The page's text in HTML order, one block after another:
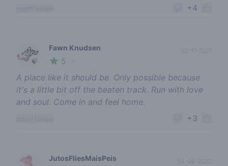
+4
🍃
Fawn Knudsen
5
A place like it should be. Only possible because
it's a little bit off the beaten track. Run with love
and soul. Come in and feel home.
+3
JutosFliesMaisPeis 04-03-2022